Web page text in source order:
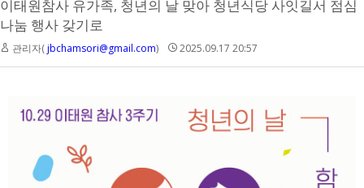
이태원참사 유가족, 청년의 날 맞아 청년식당 사잇길서 점심
나눔 행사 갖기로
관리자(jbchamsori@gmail.com) 2025.09.17 20:57